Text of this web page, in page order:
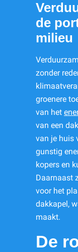
de
milieu
zonder
groenere
van het
van een
van je huis
gunstig
kopers en
Daarnaast
voor het
dakkapel,
maakt.
De